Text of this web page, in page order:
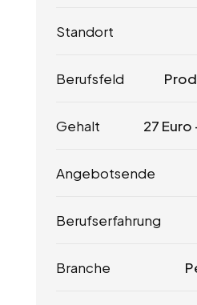
Standort
Berufsfeld
Gehalt 27 Euro
Angebotsende
Berufserfahrung
Branche